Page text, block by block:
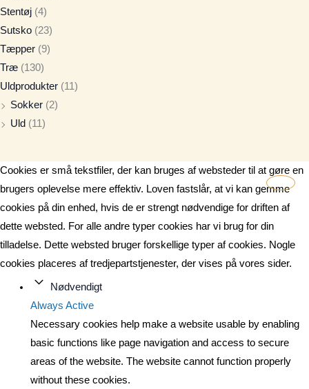
Stentøj (4)
Sutsko (23)
Tæpper (9)
Træ (130)
Uldprodukter (11)
Sokker (2)
Uld (11)
Cookies er små tekstfiler, der kan bruges af websteder til at gøre en
brugers oplevelse mere effektiv. Loven fastslår, at vi kan gemme
cookies på din enhed, hvis de er strengt nødvendige for driften af
dette websted. For alle andre typer cookies har vi brug for din
tilladelse. Dette websted bruger forskellige typer af cookies. Nogle
cookies placeres af tredjepartstjenester, der vises på vores sider.
Nødvendigt
Always Active
Necessary cookies help make a website usable by enabling
basic functions like page navigation and access to secure
areas of the website. The website cannot function properly
without these cookies.